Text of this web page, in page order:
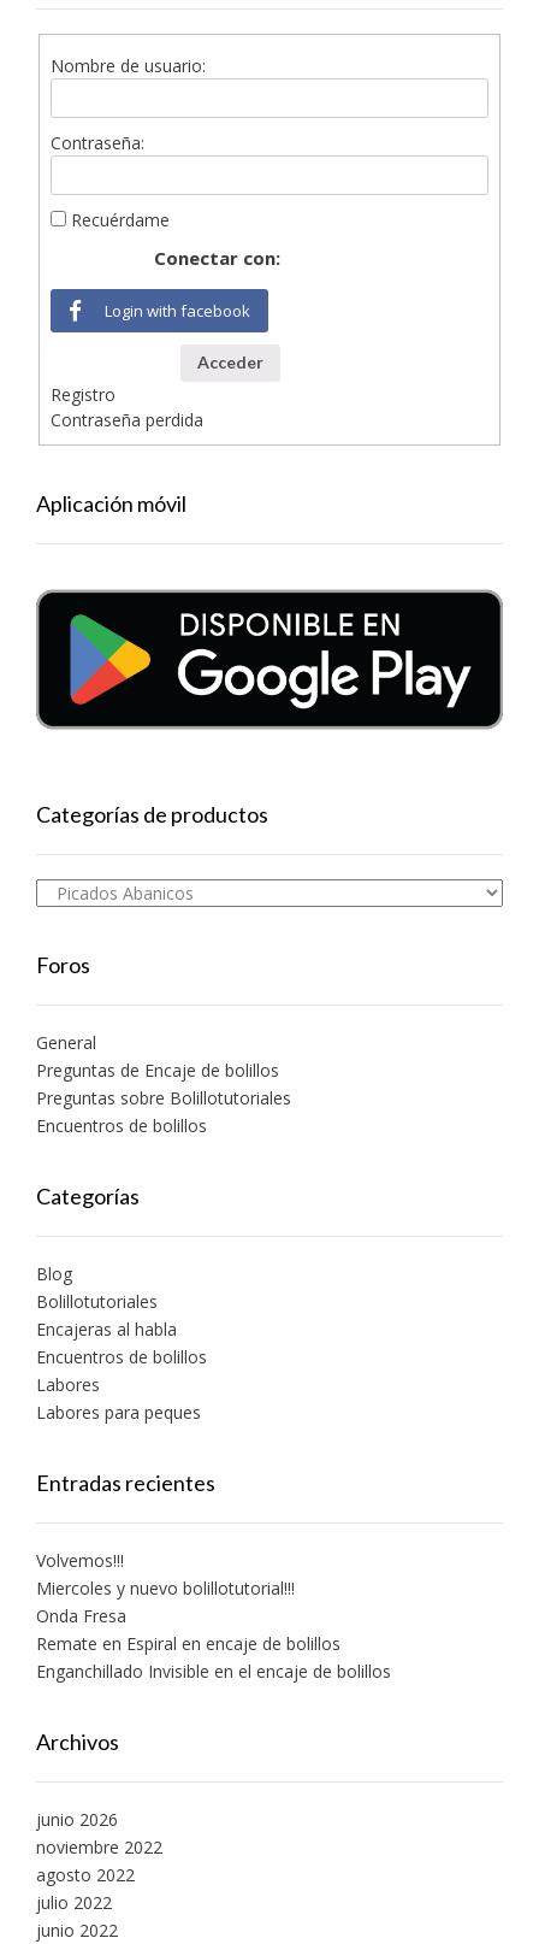
Nombre de usuario:
Contraseña:
Recuérdame
Conectar con:
Login with facebook
Acceder
Registro
Contraseña perdida
Aplicación móvil
Categorías de productos
Foros
General
Preguntas de Encaje de bolillos
Preguntas sobre Bolillotutoriales
Encuentros de bolillos
Categorías
Blog
Bolillotutoriales
Encajeras al habla
Encuentros de bolillos
Labores
Labores para peques
Entradas recientes
Volvemos!!!
Miercoles y nuevo bolillotutorial!!!
Onda Fresa
Remate en Espiral en encaje de bolillos
Enganchillado Invisible en el encaje de bolillos
Archivos
junio 2026
noviembre 2022
agosto 2022
julio 2022
junio 2022